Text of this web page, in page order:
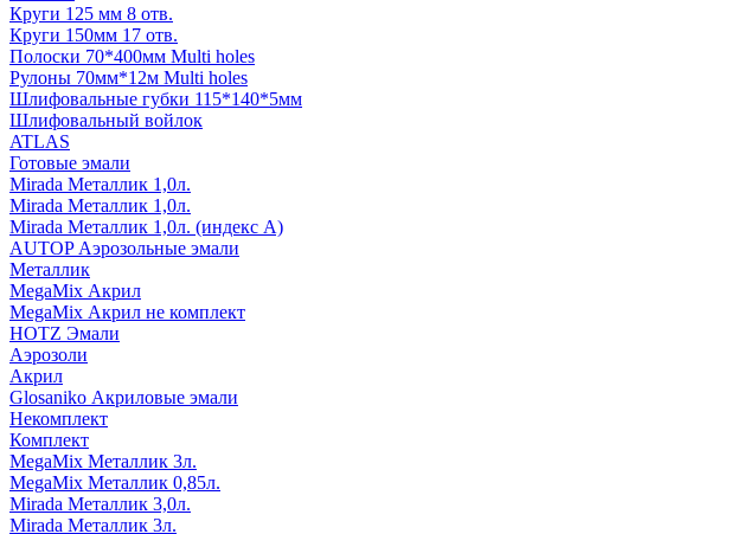
Круги 125 мм 8 отв.
Круги 150мм 17 отв.
Полоски 70*400мм Multi holes
Рулоны 70мм*12м Multi holes
Шлифовальные губки 115*140*5мм
Шлифовальный войлок
ATLAS
Готовые эмали
Mirada Металлик 1,0л.
Mirada Металлик 1,0л.
Mirada Металлик 1,0л. (индекс А)
AUTOP Аэрозольные эмали
Металлик
MegaMix Акрил
MegaMix Акрил не комплект
HOTZ Эмали
Аэрозоли
Акрил
Glosaniko Акриловые эмали
Некомплект
Комплект
MegaMix Металлик 3л.
MegaMix Металлик 0,85л.
Mirada Металлик 3,0л.
Mirada Металлик 3л.